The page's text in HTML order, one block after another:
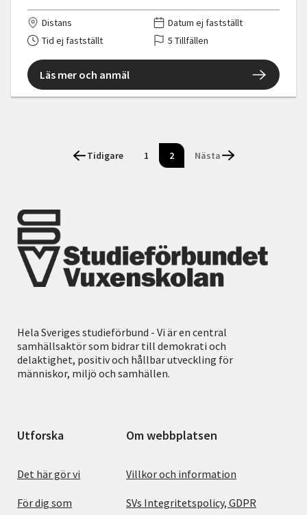
Distans
Datum ej fastställt
Tid ej fastställt
5 Tillfällen
Läs mer och anmäl
Tidigare 1 2 Nästa
Hela Sveriges studieförbund - Vi är en central
samhällsaktör som bidrar till demokrati och
delaktighet, positiv och hållbar utveckling för
människor, miljö och samhällen.
Utforska
Det här gör vi
För dig som
Om webbplatsen
Villkor och information
SVs Integritetspolicy, GDPR